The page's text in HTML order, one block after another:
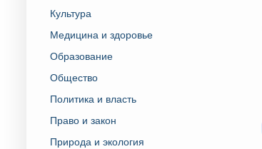
Культура
Медицина и здоровье
Образование
Общество
Политика и власть
Право и закон
Природа и экология